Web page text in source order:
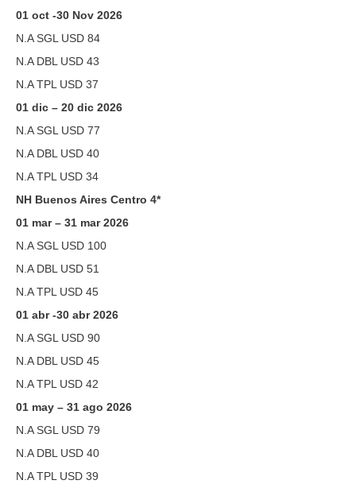
01 oct -30 Nov 2026
N.A SGL USD 84
N.A DBL USD 43
N.A TPL USD 37
01 dic – 20 dic 2026
N.A SGL USD 77
N.A DBL USD 40
N.A TPL USD 34
NH Buenos Aires Centro 4*
01 mar – 31 mar 2026
N.A SGL USD 100
N.A DBL USD 51
N.A TPL USD 45
01 abr -30 abr 2026
N.A SGL USD 90
N.A DBL USD 45
N.A TPL USD 42
01 may – 31 ago 2026
N.A SGL USD 79
N.A DBL USD 40
N.A TPL USD 39